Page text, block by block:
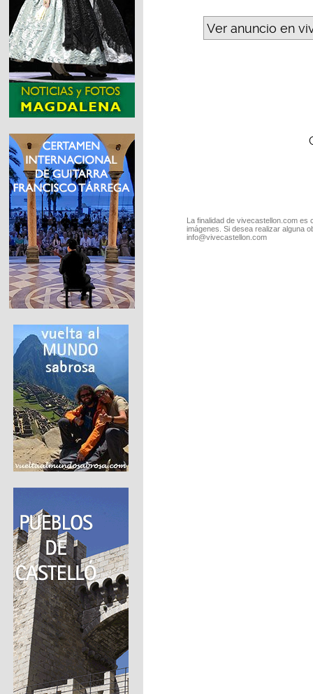
Ver anuncio en
La finalidad de vivecastellon.com
imágenes. Si desea realizar alguna
info@vivecastellon.com